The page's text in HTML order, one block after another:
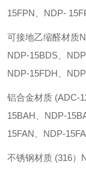
15FPN、NDP-
可接地乙缩醛材质
NDP-15BDS、
NDP-15FDH、
铝合金材质 (ADC-
15BAH、NDP-
15FAN、NDP-
不锈钢材质 (316）